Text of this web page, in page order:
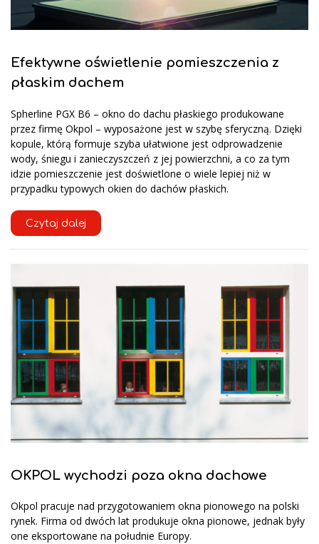
Efektywne oświetlenie pomieszczenia z
płaskim dachem
Spherline PGX B6 – okno do dachu płaskiego produkowane
przez firmę Okpol – wyposażone jest w szybę sferyczną. Dzięki
kopule, którą formuje szyba ułatwione jest odprowadzenie
wody, śniegu i zanieczyszczeń z jej powierzchni, a co za tym
idzie pomieszczenie jest doświetlone o wiele lepiej niż w
przypadku typowych okien do dachów płaskich.
Czytaj dalej
OKPOL wychodzi poza okna dachowe
Okpol pracuje nad przygotowaniem okna pionowego na polski
rynek. Firma od dwóch lat produkuje okna pionowe, jednak były
one eksportowane na południe Europy.